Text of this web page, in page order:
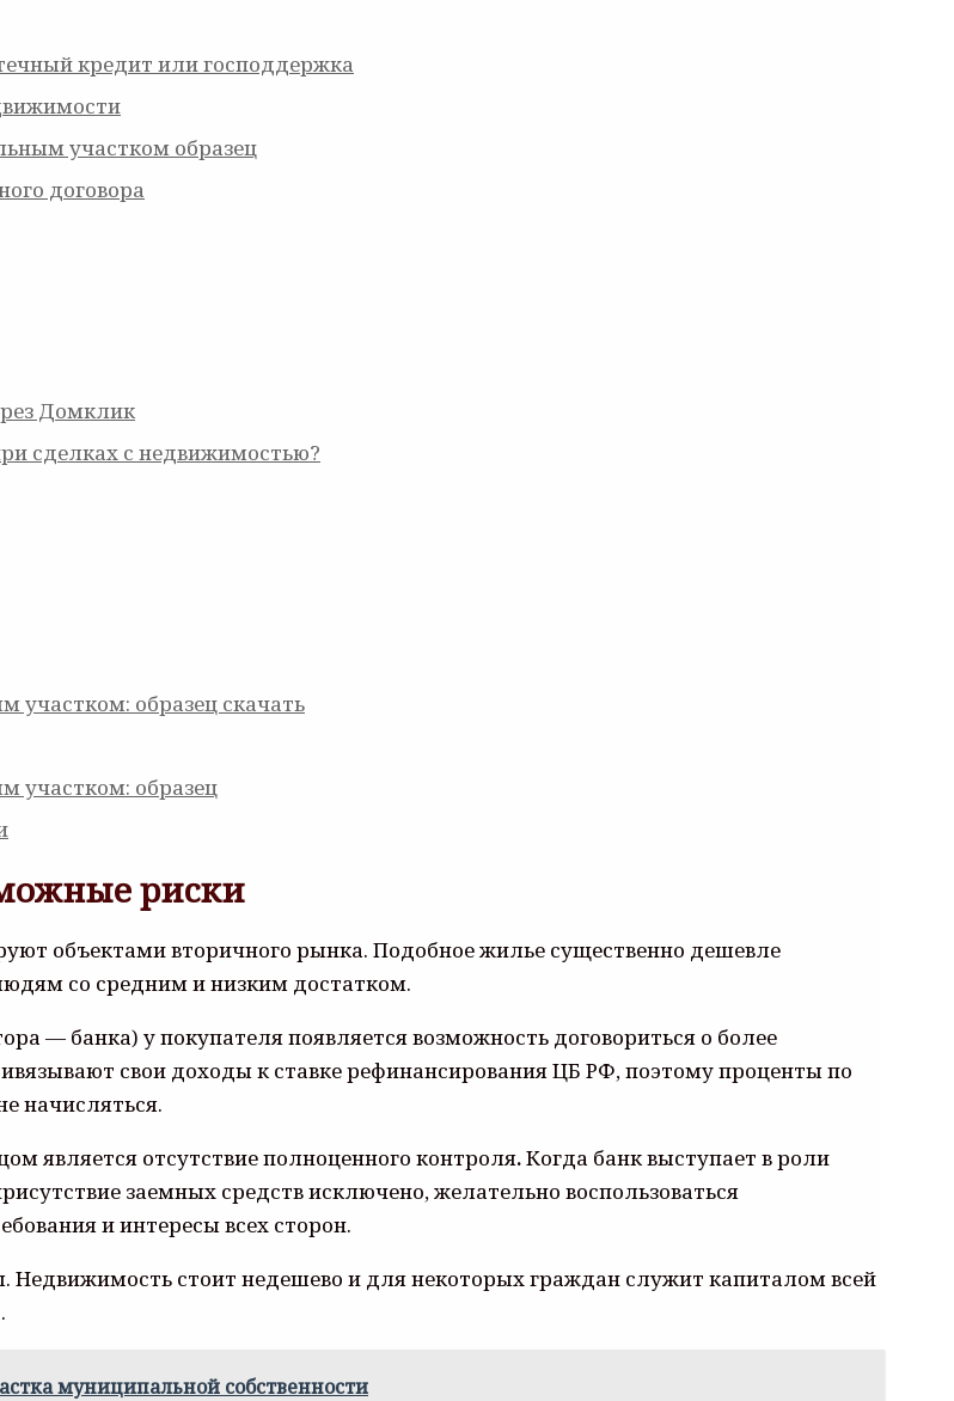
кредит или господдержка
участком образец
договора
Домклик
сделках с недвижимостью?
участком: образец скачать
участком: образец
риски
объектами вторичного рынка. Подобное жилье существенно дешевле
со средним и низким достатком.
— банка) у покупателя появляется возможность договориться о более
свои доходы к ставке рефинансирования ЦБ РФ, поэтому проценты по
начисляться.
является отсутствие полноценного контроля.Когда банк выступает в роли
заемных средств исключено, желательно воспользоваться
и интересы всех сторон.
Недвижимость стоит недешево и для некоторых граждан служит капиталом всей
муниципальной собственности